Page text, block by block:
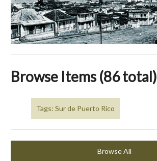
Browse Items (86 total)
Tags: Sur de Puerto Rico
Browse All